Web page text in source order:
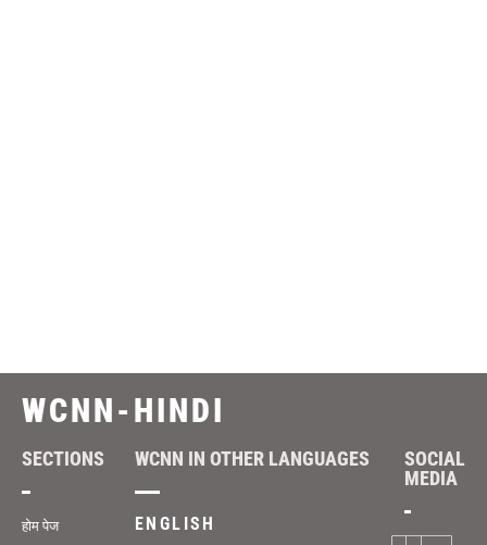
WCNN-HINDI
SECTIONS
होम पेज
WCNN IN OTHER LANGUAGES
ENGLISH
SOCIAL
MEDIA